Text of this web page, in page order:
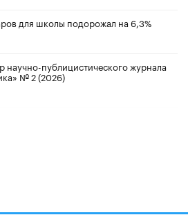
для школы подорожал на 6,3%
научно-публицистического журнала
№ 2 (2026)